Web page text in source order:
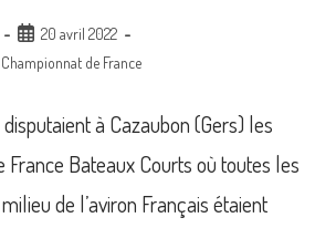
Publication
publiée :
20 avril 2022
Championnat de France
à Cazaubon (Gers) les
France Bateaux Courts où toutes les
de l’aviron Français étaient